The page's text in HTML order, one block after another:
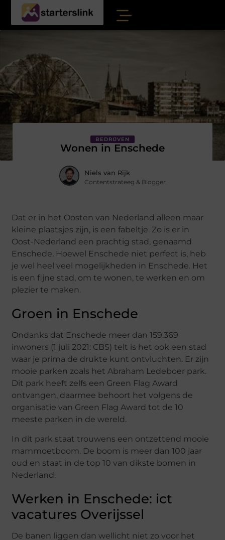
BEDRIJVEN
Wonen in Enschede
Niels van Rijk
Contentstrateeg & Blogger
Dat er in het Oosten van Nederland alleen maar
kleine plaatsjes zijn, is een fabeltje. Zo is er in
Oost-Nederland een prachtig stad, genaamd
Enschede. Hoewel Enschede niet perfect is, heb
je wel heel veel mogelijkheden in Enschede. Het
is een fijne stad, om te wonen, te werken en om
plezier te maken.
Groen in Enschede
Ondanks dat Enschede meer dan 159.369
inwoners (1 juli 2021: CBS) telt is het ook een stad
waar je prima de drukte kunt ontvluchten. Er zijn
mooie parken zoals het Abraham Ledeboer park.
Dit park heeft zelfs een Green Flag Award
ontvangen, daarmee behoort het volgens de
organisatie van Green Flag Award tot de 10
meeste parken in de wereld.
In dit park staat trouwens een ontzettend mooie
mammoetboom. De boom is meer dan 100 jaar
oud en staat in de top 10 van dikste bomen in
Nederland.
Werken in Enschede: ict
vacatures Overijssel
De banen liggen dan wellicht niet zo voor het